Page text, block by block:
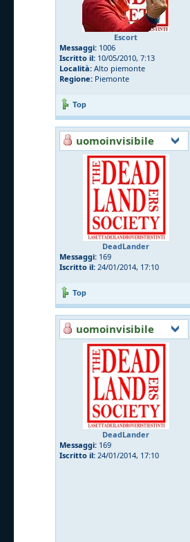
Escort
Messaggi: 1006
Iscritto il: 10/05/2010, 7:13
Località: Alto piemonte
Regione: Piemonte
Top
uomoinvisibile
DeadLander
Messaggi: 169
Iscritto il: 24/01/2014, 17:10
Top
uomoinvisibile
DeadLander
Messaggi: 169
Iscritto il: 24/01/2014, 17:10